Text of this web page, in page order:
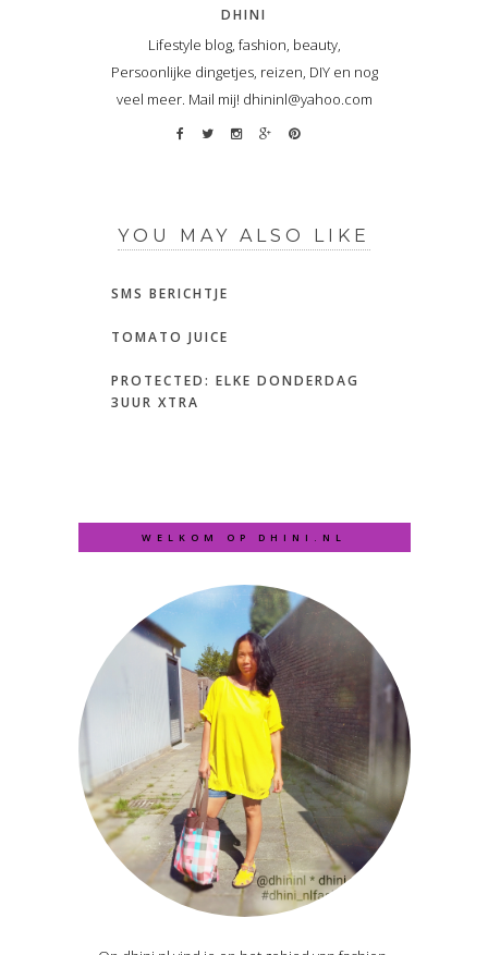
DHINI
Lifestyle blog, fashion, beauty,
Persoonlijke dingetjes, reizen, DIY en nog
veel meer. Mail mij! dhininl@yahoo.com
YOU MAY ALSO LIKE
SMS BERICHTJE
TOMATO JUICE
PROTECTED: ELKE DONDERDAG
3UUR XTRA
WELKOM OP DHINI.NL